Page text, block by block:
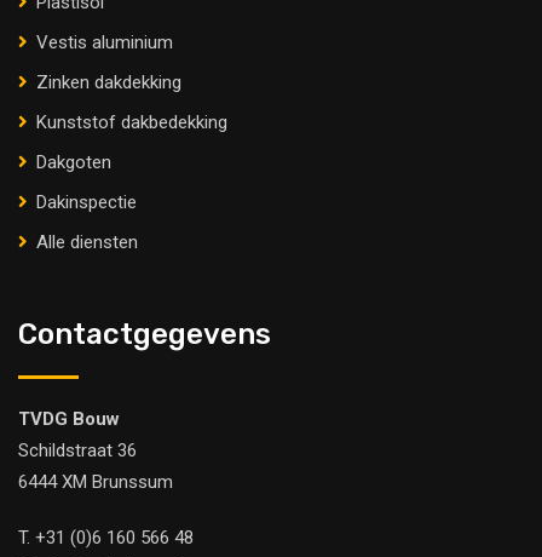
Vestis aluminium
Zinken dakdekking
Kunststof dakbedekking
Dakgoten
Dakinspectie
Alle diensten
Contactgegevens
TVDG Bouw
Schildstraat 36
6444 XM Brunssum
T. +31 (0)6 160 566 48